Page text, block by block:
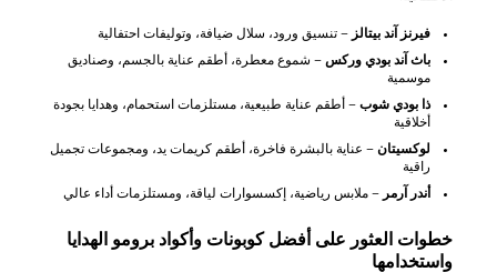
فيرنز آند بيتالز – تنسيق ورود، سلال ضيافة، وتوليفات احتفالية
باث آند بودي وركس – شموع معطرة، أطقم عناية بالجسم، وصناديق
موسمية
ذا بودي شوب – أطقم عناية طبيعية، مستلزمات استحمام، وهدايا بجودة
أخلاقية
لوكسيتان – عناية بالبشرة فاخرة، أطقم كريمات يد، ومجموعات تجميل
راقية
أندر آرمر – ملابس رياضية، إكسسوارات لياقة، ومستلزمات أداء عالي
خطوات العثور على أفضل كوبونات وأكواد برومو الهدايا
واستخدامها